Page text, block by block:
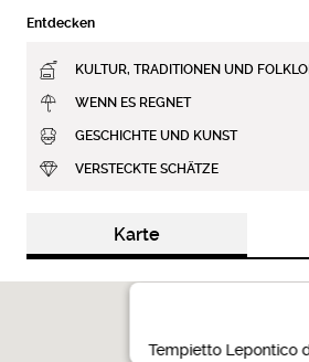
Entdecken
KULTUR, TRADITIONEN UND
WENN ES REGNET
GESCHICHTE UND KUNST
VERSTECKTE SCHÄTZE
Karte
Tempietto Lepontico